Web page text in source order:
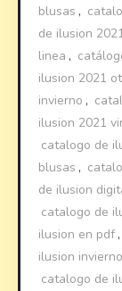
blusas ,
de ilusion
linea ,
ilusion 2021
invierno ,
ilusion 2021
catalogo de
blusas ,
de ilusion
catalogo de
ilusion en pdf ,
ilusion
catalogo de